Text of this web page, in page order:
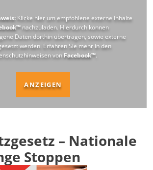
Klicke hier um empfohlene externe Inhalte
nachzuladen. Hierdurch können
Daten dorthin übertragen, sowie externe
werden. Erfahren Sie mehr in den
vonFacebook™.
ANZEIGEN
– Nationale
Stoppen